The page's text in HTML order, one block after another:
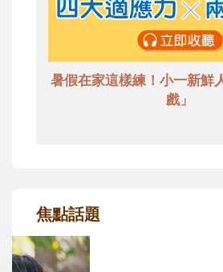
暑假在家這樣練！小一新鮮
戲」
焦點話題